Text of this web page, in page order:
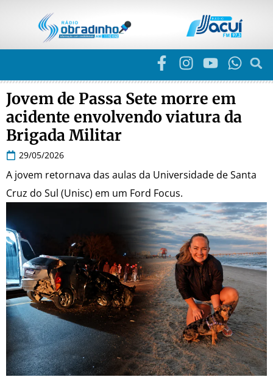
Jovem de Passa Sete morre em
acidente envolvendo viatura da
Brigada Militar
29/05/2026
A jovem retornava das aulas da Universidade de Santa
Cruz do Sul (Unisc) em um Ford Focus.